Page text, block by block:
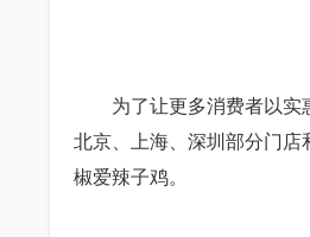
为了让更多消费者以实惠
北京、上海、深圳部分门店
椒爱辣子鸡。